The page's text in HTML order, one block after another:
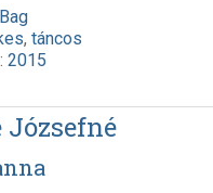
Bag
,táncos
2015
Józsefné